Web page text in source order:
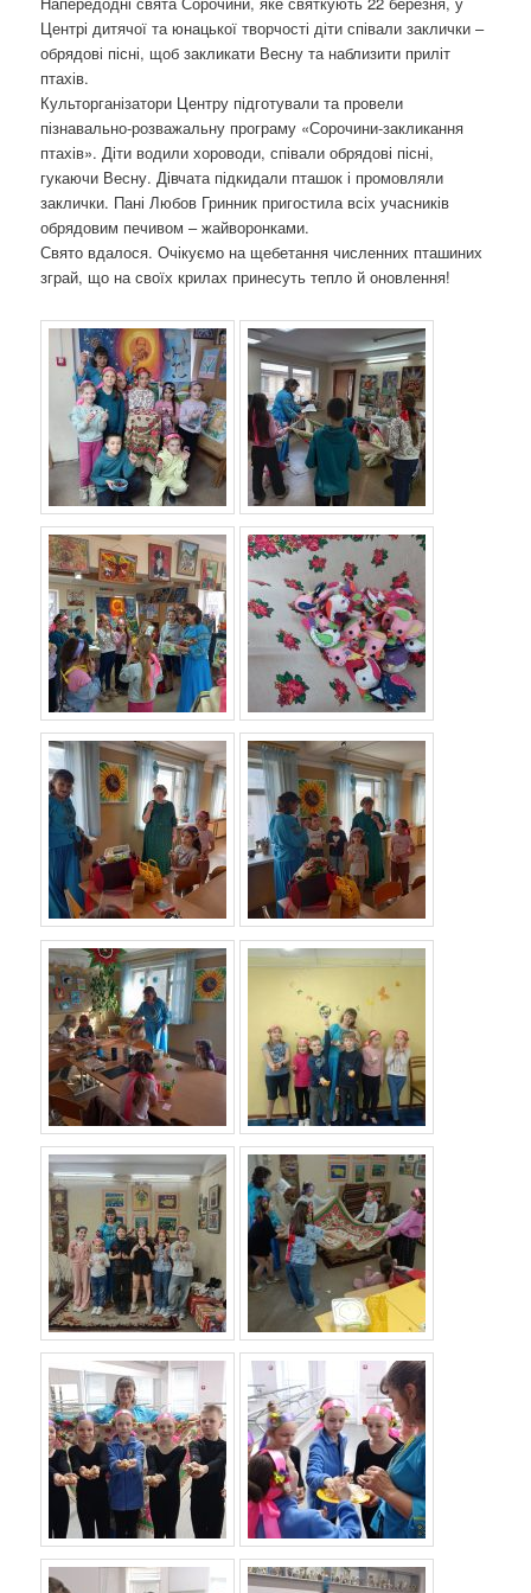
о
з
а
и
с
а
х
Центрі дитячої та юнацької творчості діти співали заклички –
обрядові пісні, щоб закликати Весну та наблизити приліт
птахів.
Культорганізатори Центру підготували та провели
пізнавально-розважальну програму «Сорочини-закликання
птахів». Діти водили хороводи, співали обрядові пісні,
гукаючи Весну. Дівчата підкидали пташок і промовляли
заклички. Пані Любов Гринник пригостила всіх учасників
обрядовим печивом – жайворонками.
Свято вдалося. Очікуємо на щебетання численних пташиних
зграй, що на своїх крилах принесуть тепло й оновлення!